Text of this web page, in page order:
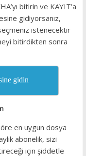
bitirin ve KAYIT’a
gidiyorsanız,
istenecektir
bitirdikten sonra
gidin
en uygun dosya
abonelik, sizi
için şiddetle